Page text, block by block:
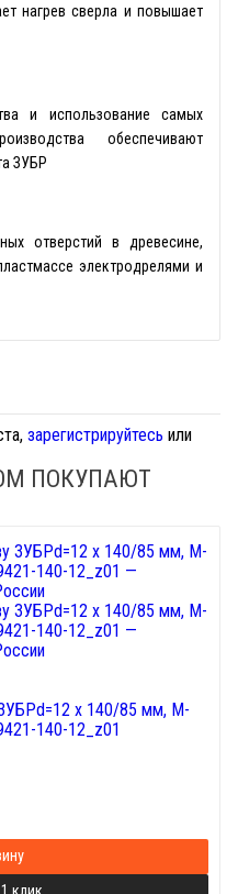
нагрев сверла и повышает
и использование самых
обеспечивают
ЗУБР
отверстий в древесине,
электродрелями и
зарегистрируйтесь или
ПОКУПАЮТ
х 140/85 мм, М-
140-12_z01